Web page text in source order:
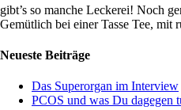
gibt’s so manche Leckerei! Noch
Gemütlich bei einer Tasse Tee, mit
Neueste Beiträge
Das Superorgan im Interview
PCOS und was Du dagegen